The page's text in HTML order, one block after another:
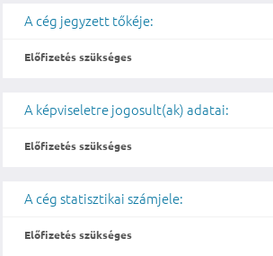
A cég jegyzett tőkéje:
Előfizetés szükséges
A képviseletre jogosult(ak) adatai:
Előfizetés szükséges
A cég statisztikai számjele:
Előfizetés szükséges